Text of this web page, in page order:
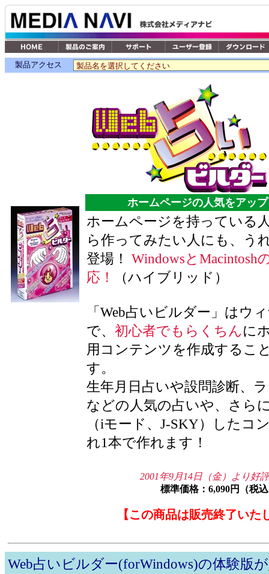
製品アクセス
ホームページの人気をアッ
ホームページを持っている
ら作ってみたい人にも、う
登場！ WindowsとMacintosh
応！
（ハイブリッド）
「Web占いビルダー」はウ
で、 初心者でもらくちんに
用コンテンツを作成するこ
す。
生年月日占いや設問診断、
などの人気の占いや、さら
（iモード、J-SKY）したコ
れ1本で作れます！
2001年9月14日（金）より好
標準価格：6,090円（税
【この商品は販売終了いた
Web占いビルダー(forWindows)の体験版が